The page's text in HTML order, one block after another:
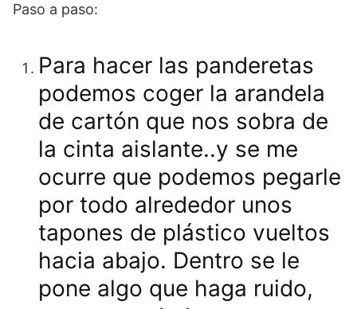
Paso a paso:
Para hacer las panderetas
podemos coger la arandela
de cartón que nos sobra de
la cinta aislante..y se me
ocurre que podemos pegarle
por todo alrededor unos
tapones de plástico vueltos
hacia abajo. Dentro se le
pone algo que haga ruido,